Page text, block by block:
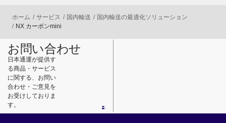
ホーム サービス 国内輸送
国内輸送の最適化ソリューション
NX カーボンmini
お問い合わせ
日本通運が提供す
る商品・サービス
に関する、お問い
合わせ・ご意見を
お受けしておりま
す。